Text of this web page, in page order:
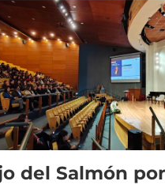
del Salmón